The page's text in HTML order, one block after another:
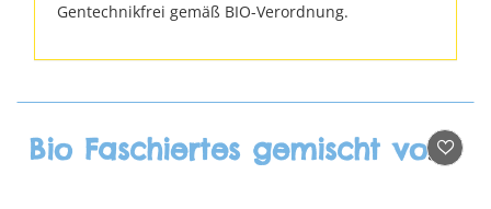
Gentechnikfrei gemäß BIO-Verordnung.
Bio Faschiertes gemischt vom Schwein & Rind, 300g